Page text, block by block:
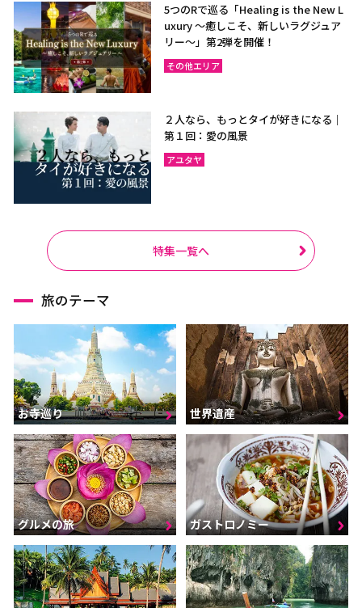
5つのRで巡る「Healing is the New L
uxury ～癒しこそ、新しいラグジュア
リー〜」第2弾を開催！
その他エリア
２人なら、もっとタイが好きになる｜
第１回：愛の風景
アユタヤ
特集一覧へ
旅のテーマ
お寺巡り 世界遺産
グルメの旅 ガストロノミー